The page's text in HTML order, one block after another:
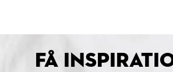
FÅ